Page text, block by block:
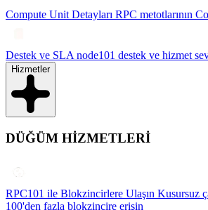
Compute Unit Detayları RPC metotlarının
Destek ve SLA node101 destek ve hizmet
Hizmetler
DÜĞÜM HİZMETLERİ
RPC101 ile Blokzincirlere Ulaşın Kusursuz
100'den fazla blokzincire erişin